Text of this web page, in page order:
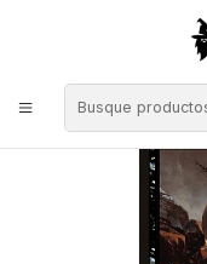
Singles de
Dune